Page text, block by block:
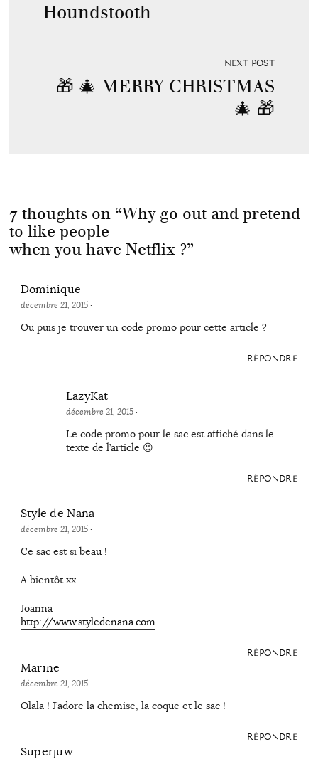
Houndstooth
NEXT POST
🎁 🎄 MERRY CHRISTMAS
🎄 🎁
7 thoughts on “Why go out and pretend
to like people
when you have Netflix ?”
Dominique
décembre 21, 2015·
Ou puis je trouver un code promo pour cette article ?
RÉPONDRE
LazyKat
décembre 21, 2015·
Le code promo pour le sac est affiché dans le
texte de l’article 😉
RÉPONDRE
Style de Nana
décembre 21, 2015·
Ce sac est si beau !
A bientôt xx
Joanna
http://www.styledenana.com
RÉPONDRE
Marine
décembre 21, 2015·
Olala ! J’adore la chemise, la coque et le sac !
RÉPONDRE
Superjuw